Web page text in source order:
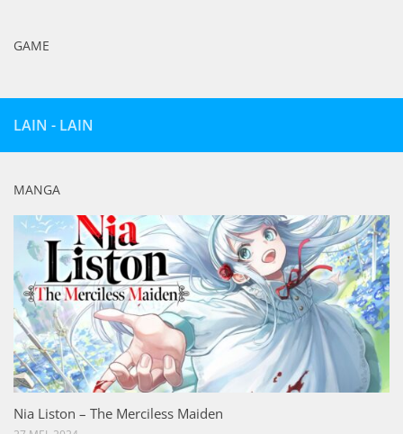
GAME
LAIN - LAIN
MANGA
Nia Liston – The Merciless Maiden